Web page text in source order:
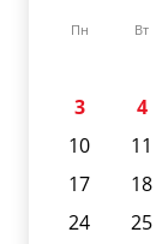
Пн Вт
3
4
10
11
17
18
24
25